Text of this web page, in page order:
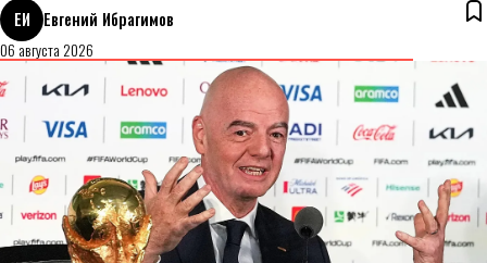
ЕИ
Евгений Ибрагимов
06 августа 2026